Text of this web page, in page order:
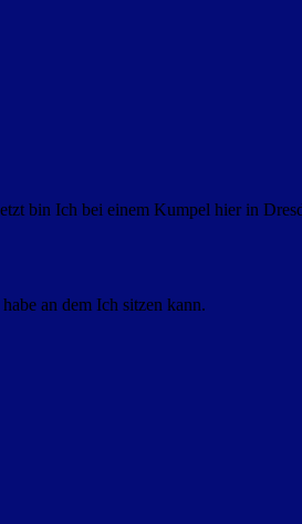
bin Ich bei einem Kumpel hier in
an dem Ich sitzen kann.